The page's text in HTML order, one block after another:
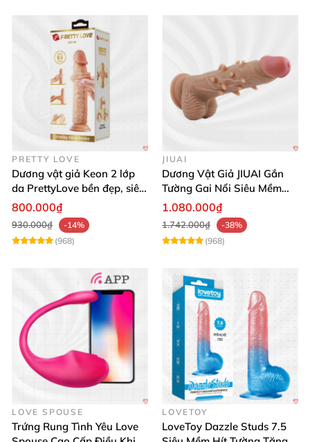
PRETTY LOVE
Dương vật giả Keon 2 lớp
da PrettyLove bền đẹp, siêu
mềm mại
800.000₫
930.000₫
-14%
(968)
JIUAI
Dương Vật Giả JIUAI Gắn
Tường Gai Nổi Siêu Mềm
Thoải Mái Mua Ngay
1.080.000₫
1.742.000₫
-38%
(968)
LOVE SPOUSE
Trứng Rung Tình Yêu Love
LOVETOY
LoveToy Dazzle Studs 7.5